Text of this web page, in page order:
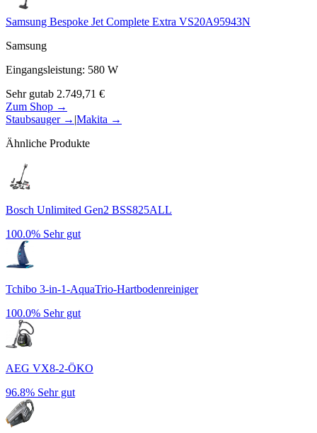
Samsung Bespoke Jet Complete Extra VS20A95943N
Samsung
Eingangsleistung: 580 W
Sehr gutab 2.749,71 €
Zum Shop →
Staubsauger→ |Makita →
Ähnliche Produkte
Bosch Unlimited Gen2 BSS825ALL
100.0% Sehr gut
Tchibo 3-in-1-AquaTrio-Hartbodenreiniger
100.0% Sehr gut
AEG VX8-2-ÖKO
96.8% Sehr gut